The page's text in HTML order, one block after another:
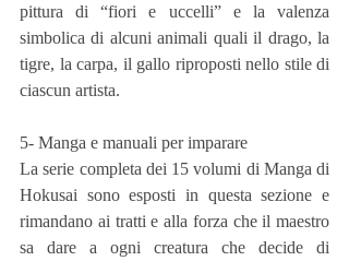
pittura di “fiori e uccelli” e la valenza
simbolica di alcuni animali quali il drago, la
tigre, la carpa, il gallo riproposti nello stile di
ciascun artista.
5- Manga e manuali per imparare
La serie completa dei 15 volumi di Manga di
Hokusai sono esposti in questa sezione e
rimandano ai tratti e alla forza che il maestro
sa dare a ogni creatura che decide di